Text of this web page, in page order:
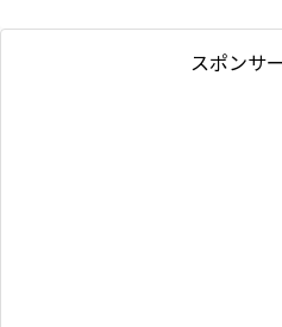
スポンサ